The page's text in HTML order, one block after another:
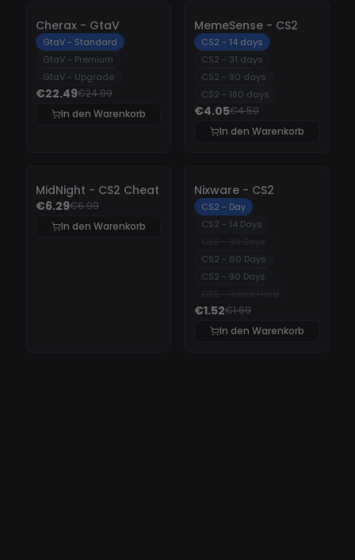
-
Cherax - GtaV
GtaV - Standard
GtaV - Premium
GtaV - Upgrade
€22.49€24.99
In den Warenkorb
MemeSense - CS2
CS2 - 14 days
CS2 - 31 days
CS2 - 90 days
CS2 - 180 days
€4.05€4.50
In den Warenkorb
- 10%
MidNight - CS2 Cheat
€6.29€6.99
In den Warenkorb
-
Nixware - CS2
CS2 - Day
CS2 - 14 Days
CS2 - 60 Days
CS2 - 90 Days
€1.52€1.69
In den Warenkorb